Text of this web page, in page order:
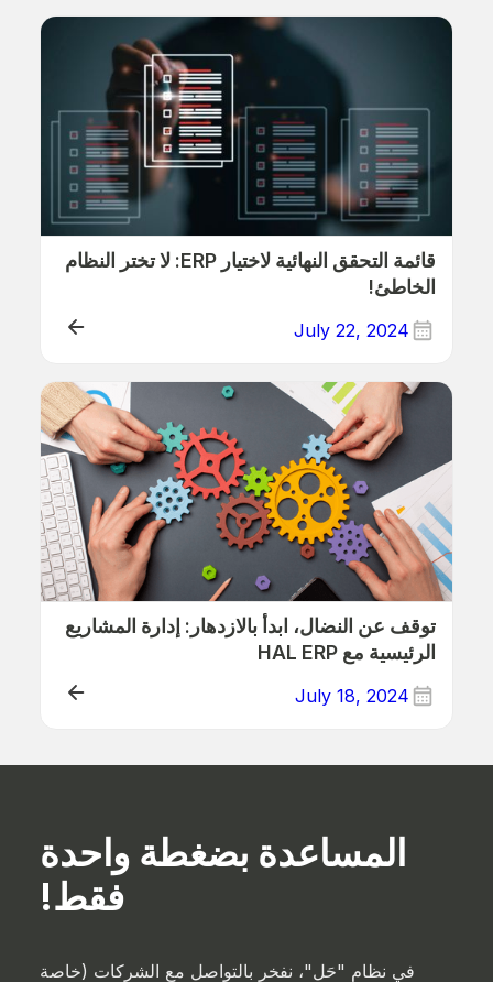
ذلك
قائمة التحقق النهائية لاختيار ERP: لا تختر النظام
الخاطئ!
July 22, 2024
ذلك
توقف عن النضال، ابدأ بالازدهار: إدارة المشاريع
الرئيسية مع HAL ERP
July 18, 2024
المساعدة بضغطة واحدة
فقط!
في نظام "حَل"، نفخر بالتواصل مع الشركات (خاصة